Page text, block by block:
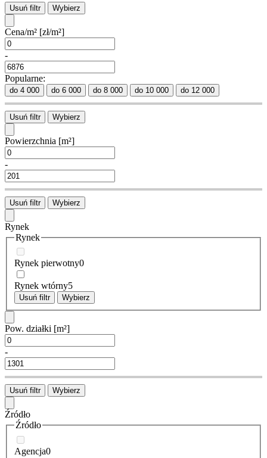
Usuń filtr Wybierz
Cena/m² [zł/m²]
-
Popularne:
do 4 000 do 6 000 do 8 000 do 10 000 do 12 000
Usuń filtr Wybierz
Powierzchnia [m²]
-
Usuń filtr Wybierz
Rynek
Rynek
Rynek pierwotny0
Rynek wtórny5
Usuń filtr Wybierz
Pow. działki [m²]
-
Usuń filtr Wybierz
Źródło
Źródło
Agencja0